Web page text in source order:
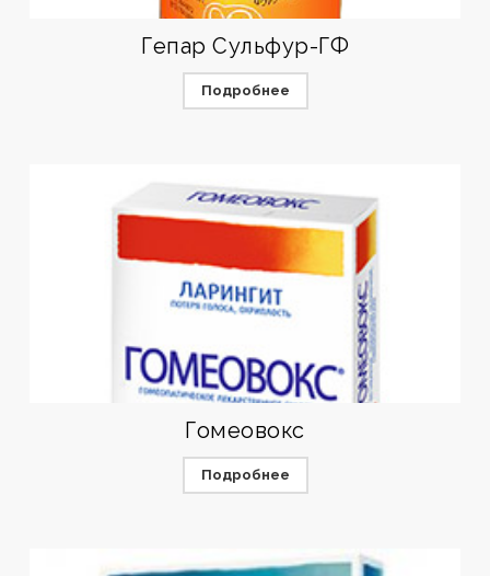
Гепар Сульфур-ГФ
Подробнее
Гомеовокс
Подробнее